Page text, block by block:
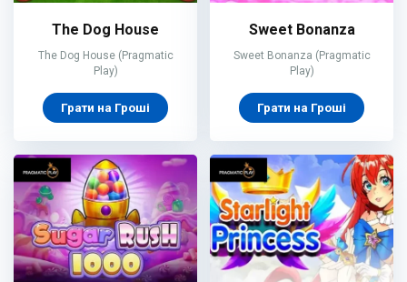
The Dog House
The Dog House (Pragmatic
Play)
Грати на Гроші
Sweet Bonanza
Sweet Bonanza (Pragmatic
Play)
Грати на Гроші